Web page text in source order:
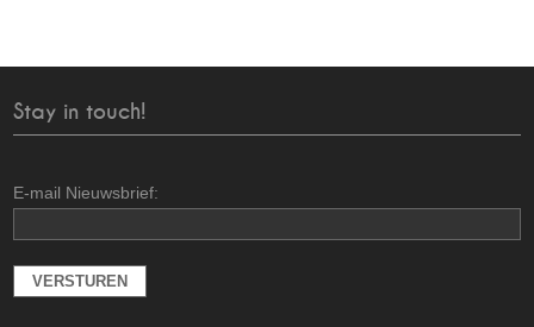
Stay in touch!
E-mail Nieuwsbrief: